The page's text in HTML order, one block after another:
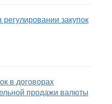
закупок
в договорах
продажи валюты